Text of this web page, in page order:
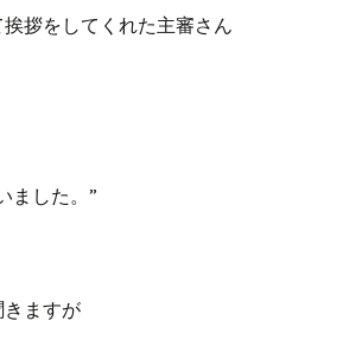
(楽天日誌)
拶をしてくれた主審さん
ました。”
ますが